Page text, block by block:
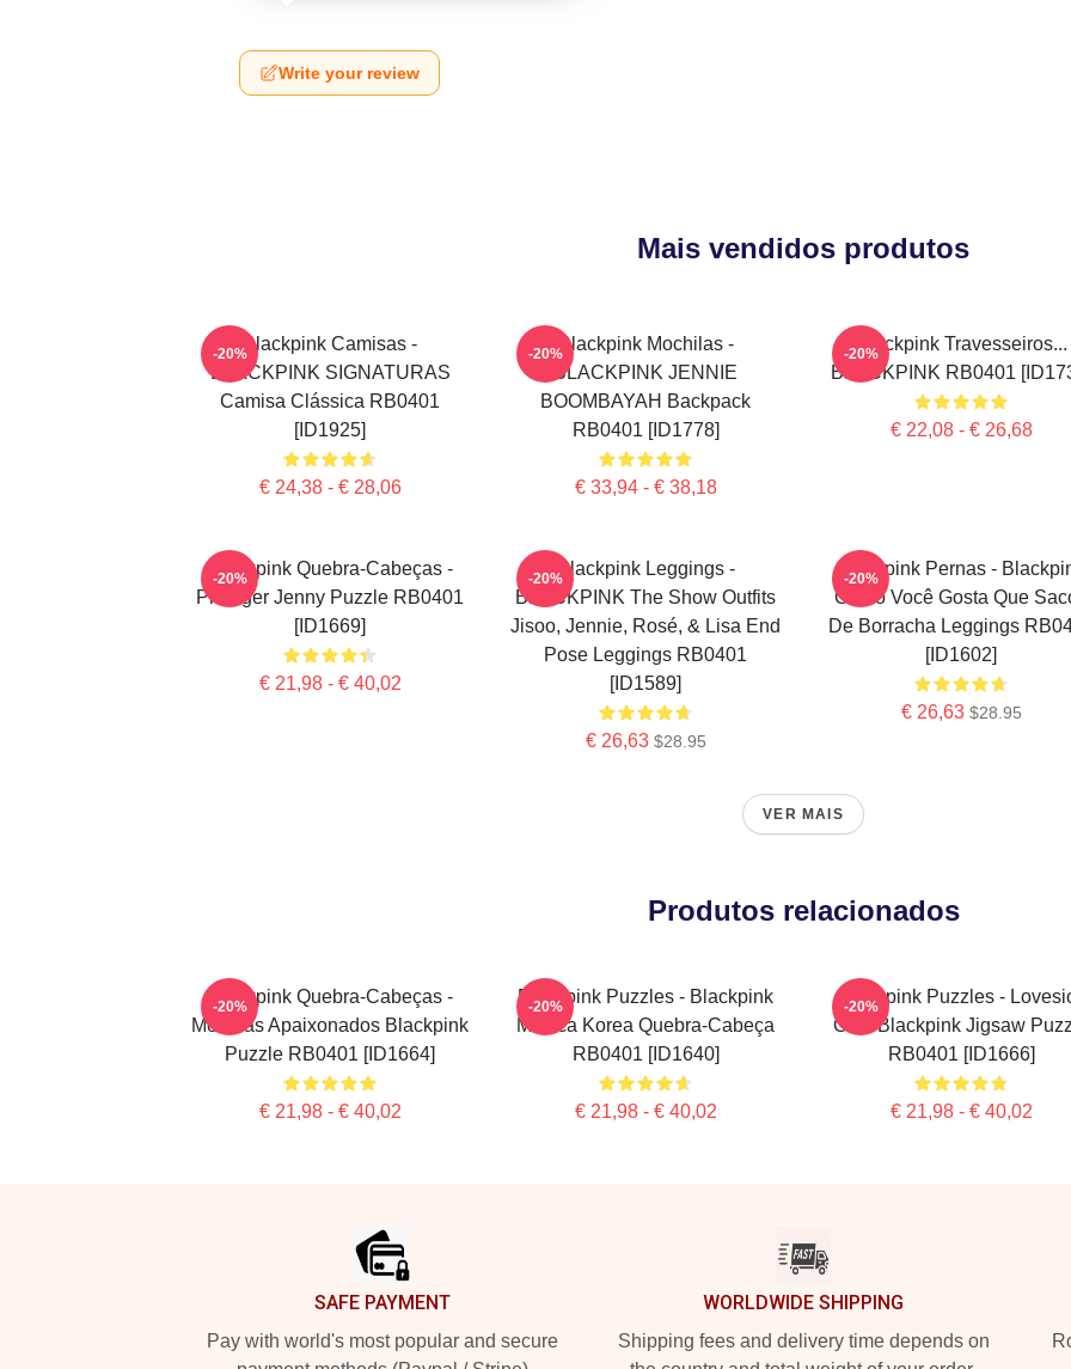
Write your review
Mais vendidos produtos
Blackpink Camisas -
BLACKPINK SIGNATURAS
Camisa Clássica RB0401
[ID1925]
€ 24,38 - € 28,06
-20%
Blackpink Mochilas -
BLACKPINK JENNIE
BOOMBAYAH Backpack
RB0401 [ID1778]
€ 33,94 - € 38,18
-20%
Blackpink Travesseiros...
BLACKPINK RB0401
€ 22,08 - € 26,68
-20%
Blackpink Quebra-Cabeças -
Proteger Jenny Puzzle RB0401
[ID1669]
€ 21,98 - € 40,02
-20%
Blackpink Leggings -
BLACKPINK The Show Outfits
Jisoo, Jennie, Rosé, & Lisa End
Pose Leggings RB0401
[ID1589]
€ 26,63 $28.95
-20%
Blackpink Pernas -
Como Você Gosta Que
De Borracha Leggings
[ID1602]
€ 26,63 $28.95
-20%
VER MAIS
Produtos relacionados
Blackpink Quebra-Cabeças -
Meninas Apaixonados Blackpink
Puzzle RB0401 [ID1664]
€ 21,98 - € 40,02
-20%
Blackpink Puzzles - Blackpink
Música Korea Quebra-Cabeça
RB0401 [ID1640]
€ 21,98 - € 40,02
-20%
Blackpink Puzzles -
Girls Blackpink Jigsaw
RB0401 [ID1666]
€ 21,98 - € 40,02
-20%
SAFE PAYMENT
Pay with world's most popular and secure
WORLDWIDE SHIPPING
Shipping fees and delivery time depends on